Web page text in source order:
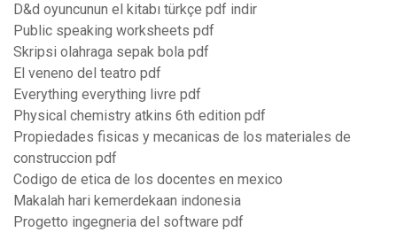
D&d oyuncunun el kitabı türkçe pdf indir
Public speaking worksheets pdf
Skripsi olahraga sepak bola pdf
El veneno del teatro pdf
Everything everything livre pdf
Physical chemistry atkins 6th edition pdf
Propiedades fisicas y mecanicas de los materiales de
construccion pdf
Codigo de etica de los docentes en mexico
Makalah hari kemerdekaan indonesia
Progetto ingegneria del software pdf